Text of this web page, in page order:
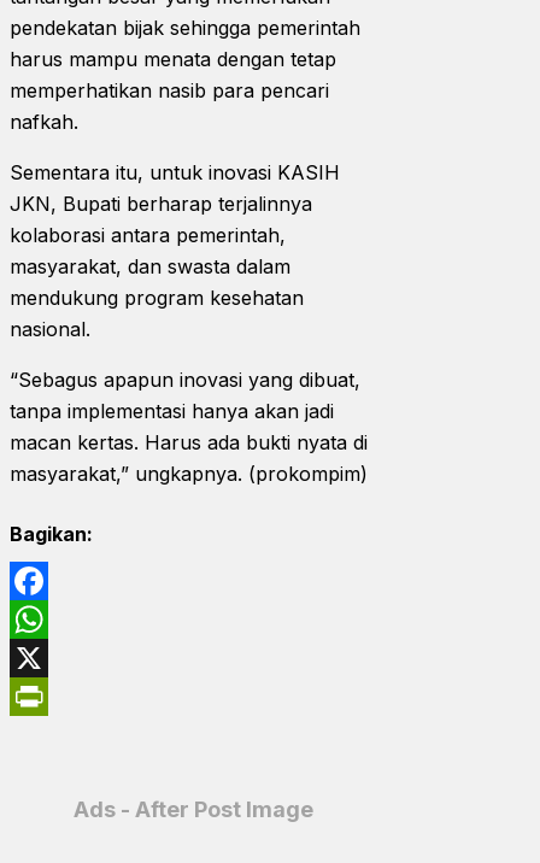
pendekatan bijak sehingga pemerintah
harus mampu menata dengan tetap
memperhatikan nasib para pencari
nafkah.
Sementara itu, untuk inovasi KASIH
JKN, Bupati berharap terjalinnya
kolaborasi antara pemerintah,
masyarakat, dan swasta dalam
mendukung program kesehatan
nasional.
“Sebagus apapun inovasi yang dibuat,
tanpa implementasi hanya akan jadi
macan kertas. Harus ada bukti nyata di
masyarakat,” ungkapnya. (prokompim)
Bagikan:
Facebook
WhatsApp
X
Ads - After Post Image